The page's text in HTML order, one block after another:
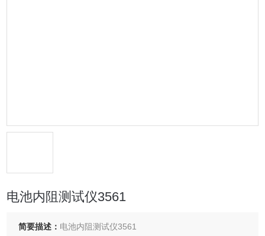
电池内阻测试仪3561
简要描述： 电池内阻测试仪3561